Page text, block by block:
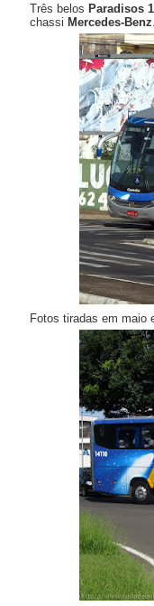
Três belos Paradisos
chassi Mercedes-Benz
Fotos tiradas em maio